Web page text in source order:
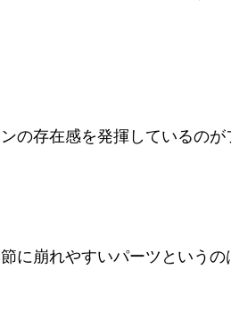
の存在感を発揮しているのが
に崩れやすいパーツというの